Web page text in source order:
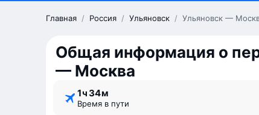
Главная / Россия / Ульяновск / Ульяновск —
Общая информация о
— Москва
1 ⁠ч 34 ⁠м
Время в пути